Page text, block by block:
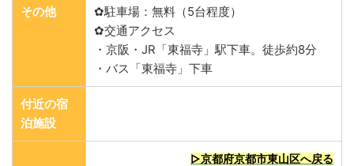
その他
✿駐車場：無料（5台程度）
✿交通アクセス
・京阪・JR「東福寺」駅下車。徒歩約8分
・バス「東福寺」下車
付近の宿
泊施設
▷京都府京都市東山区へ戻る